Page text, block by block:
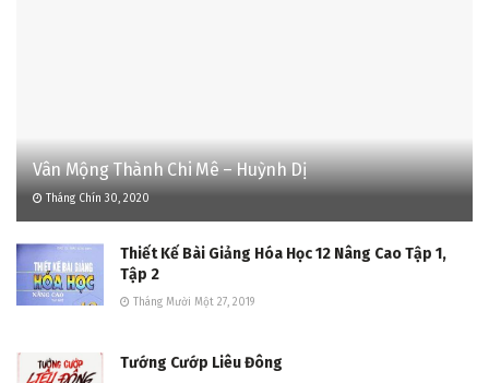
Vân Mộng Thành Chi Mê – Huỳnh Dị
Tháng Chín 30, 2020
Thiết Kế Bài Giảng Hóa Học 12 Nâng Cao Tập 1,
Tập 2
Tháng Mười Một 27, 2019
Tướng Cướp Liêu Đông